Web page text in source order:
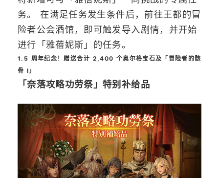
务。 在满足任务发生条件后，前往王都的冒
险者公会酒馆，即可触发导入剧情，并开始
进行「雅蓓妮斯」的任务。
1.5 周年纪念！赠送合计 2,400 个奥尔格宝石及「冒险者的骸
骨 Ⅰ」
「奈落攻略功劳祭」特别补给品